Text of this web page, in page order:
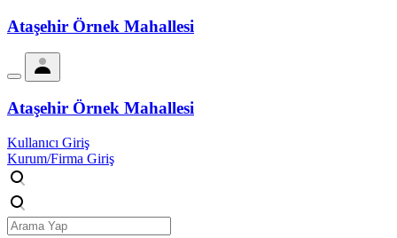
Ataşehir Örnek Mahallesi
Ataşehir Örnek Mahallesi
Kullanıcı Giriş
Kurum/Firma Giriş